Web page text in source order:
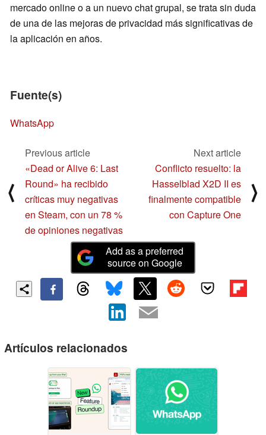
mercado online o a un nuevo chat grupal, se trata sin duda
de una de las mejoras de privacidad más significativas de
la aplicación en años.
Fuente(s)
WhatsApp
⟨
Previous article
«Dead or Alive 6: Last
Round» ha recibido
críticas muy negativas
en Steam, con un 78 %
de opiniones negativas
Next article
Conflicto resuelto: la
Hasselblad X2D II es
finalmente compatible
con Capture One
⟩
Add as a preferred
source on Google
Artículos relacionados